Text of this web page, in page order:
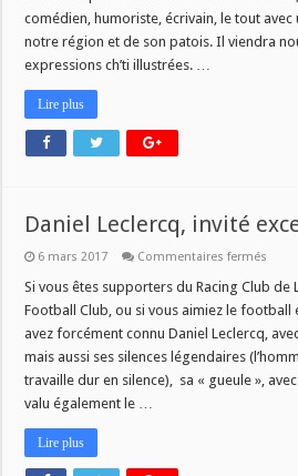
comédien, humoriste, écrivain, le tout
notre région et de son patois. Il viendra
expressions ch’ti illustrées. …
Lire plus
Daniel Leclercq, invité
6 mars 2017 Commentaires fermés
ce
soir
!
Si vous êtes supporters du Racing Club de
Football Club, ou si vous aimiez le football
avez forcément connu Daniel Leclercq,
mais aussi ses silences légendaires
travaille dur en silence), sa « gueule »,
valu également le …
Lire plus